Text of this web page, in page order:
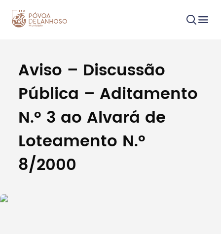
Procurar
Tipo de conteúdo
Aviso – Discussão
Pública – Aditamento
N.º 3 ao Alvará de
Loteamento N.º
8/2000